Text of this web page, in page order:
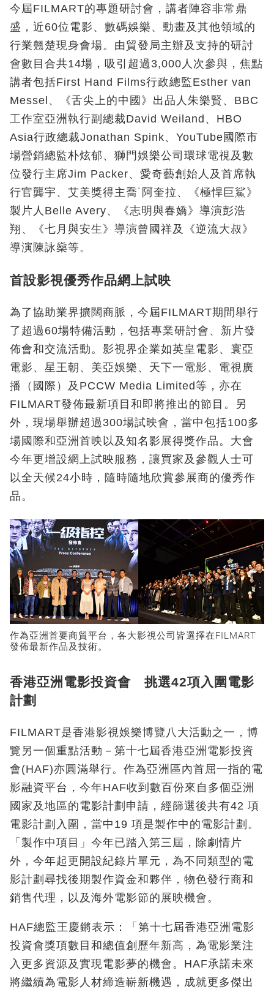
今屆FILMART的專題研討會，講者陣容非常鼎
盛，近60位電影、數碼娛樂、動畫及其他領域的
行業翹楚現身會場。由貿發局主辦及支持的研討
會數目合共14場，吸引超過3,000人次參與，焦點
講者包括First Hand Films行政總監Esther van
Messel、《舌尖上的中國》出品人朱樂賢、BBC
工作室亞洲執行副總裁David Weiland、HBO
Asia行政總裁Jonathan Spink、YouTube國際市
場營銷總監朴炫郁、獅門娛樂公司環球電視及數
位發行主席Jim Packer、愛奇藝創始人及首席執
行官龔宇、艾美獎得主喬˙阿奎拉、《極悍巨鯊》
製片人Belle Avery、《志明與春嬌》導演彭浩
翔、《七月與安生》導演曾國祥及《逆流大叔》
導演陳詠燊等。
首設影視優秀作品網上試映
為了協助業界擴闊商脈，今屆FILMART期間舉行
了超過60場特備活動，包括專業研討會、新片發
佈會和交流活動。影視界企業如英皇電影、寰亞
電影、星王朝、美亞娛樂、天下一電影、電視廣
播（國際）及PCCW Media Limited等，亦在
FILMART發佈最新項目和即將推出的節目。另
外，現場舉辦超過300場試映會，當中包括100多
場國際和亞洲首映以及知名影展得獎作品。大會
今年更增設網上試映服務，讓買家及參觀人士可
以全天候24小時，隨時隨地欣賞參展商的優秀作
品。
作為亞洲首要商貿平台，各大影視公司皆選擇在FILMART
發佈最新作品及技術。
香港亞洲電影投資會 挑選42項入圍電影
計劃
FILMART是香港影視娛樂博覽八大活動之一，博
覽另一個重點活動－第十七屆香港亞洲電影投資
會(HAF)亦圓滿舉行。作為亞洲區內首屈一指的電
影融資平台，今年HAF收到數百份來自多個亞洲
國家及地區的電影計劃申請，經篩選後共有42 項
電影計劃入圍，當中19 項是製作中的電影計劃。
「製作中項目」今年已踏入第三屆，除劇情片
外，今年起更開設紀錄片單元，為不同類型的電
影計劃尋找後期製作資金和夥伴，物色發行商和
銷售代理，以及海外電影節的展映機會。
HAF總監王慶鏘表示：「第十七屆香港亞洲電影
投資會獎項數目和總值創歷年新高，為電影業注
入更多資源及實現電影夢的機會。HAF承諾未來
將繼續為電影人材締造嶄新機遇，成就更多傑出